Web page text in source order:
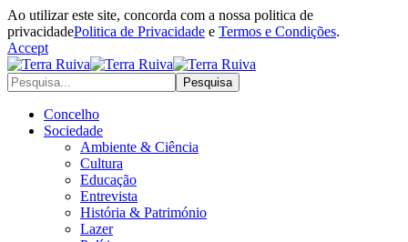
Ao utilizar este site, concorda com a nossa politica de
privacidadePolitica de Privacidade e Termos e Condições.
Accept
Concelho
Sociedade
Ambiente & Ciência
Cultura
Educação
Entrevista
História & Património
Lazer